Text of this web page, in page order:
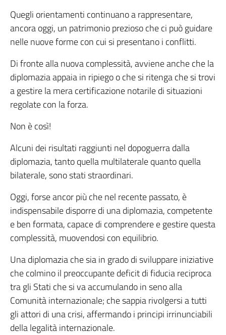
Quegli orientamenti continuano a rappresentare,
ancora oggi, un patrimonio prezioso che ci può guidare
nelle nuove forme con cui si presentano i conflitti.
Di fronte alla nuova complessità, avviene anche che la
diplomazia appaia in ripiego o che si ritenga che si trovi
a gestire la mera certificazione notarile di situazioni
regolate con la forza.
Non è così!
Alcuni dei risultati raggiunti nel dopoguerra dalla
diplomazia, tanto quella multilaterale quanto quella
bilaterale, sono stati straordinari.
Oggi, forse ancor più che nel recente passato, è
indispensabile disporre di una diplomazia, competente
e ben formata, capace di comprendere e gestire questa
complessità, muovendosi con equilibrio.
Una diplomazia che sia in grado di sviluppare iniziative
che colmino il preoccupante deficit di fiducia reciproca
tra gli Stati che si va accumulando in seno alla
Comunità internazionale; che sappia rivolgersi a tutti
gli attori di una crisi, affermando i principi irrinunciabili
della legalità internazionale.